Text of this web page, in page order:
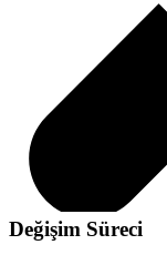
Değişim Süreci